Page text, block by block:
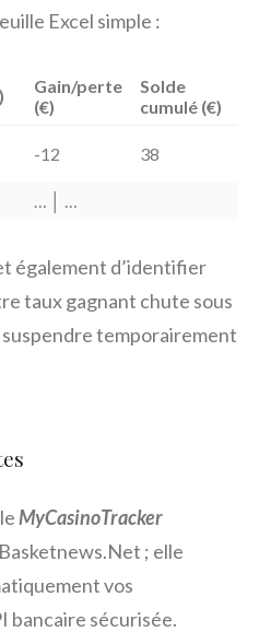
Excel simple :
Gain/perte
(€)
Solde
cumulé (€)
-12 38
également d’identifier
taux gagnant chute sous
suspendre temporairement
MyCasinoTracker
; elle
vos
bancaire sécurisée.